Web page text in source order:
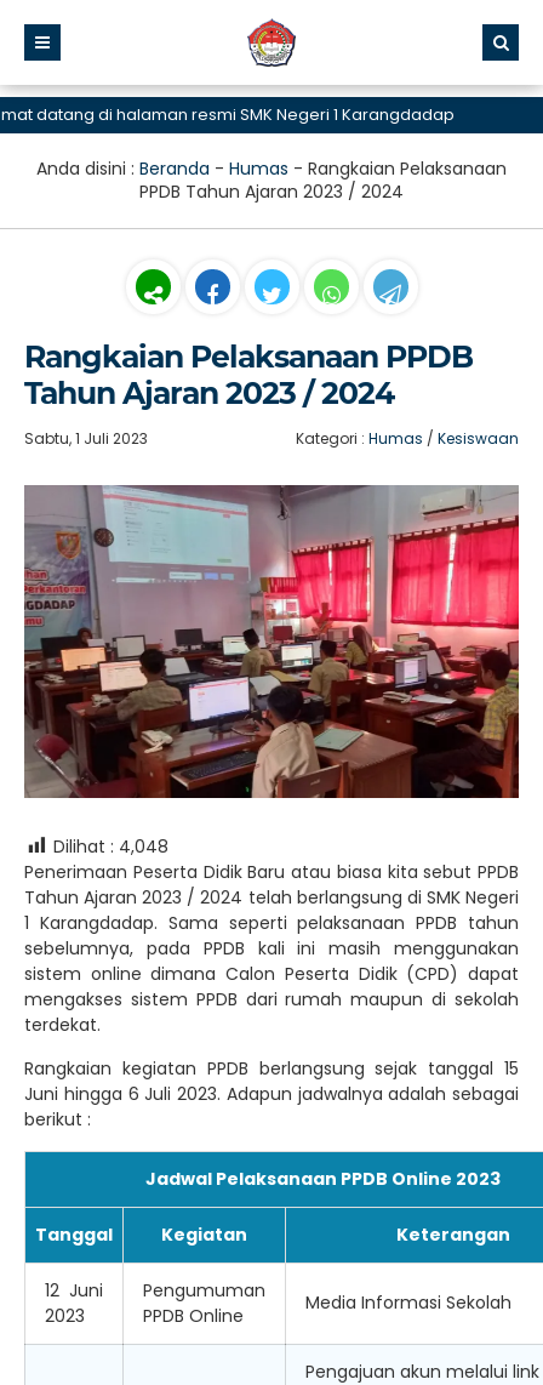
di halaman resmi SMK Negeri 1 Karangdadap
Anda disini : Beranda - Humas - Rangkaian Pelaksanaan
PPDB Tahun Ajaran 2023 / 2024
Rangkaian Pelaksanaan PPDB
Tahun Ajaran 2023 / 2024
Sabtu, 1 Juli 2023 Kategori : Humas / Kesiswaan
Dilihat : 4,048
Penerimaan Peserta Didik Baru atau biasa kita sebut PPDB
Tahun Ajaran 2023 / 2024 telah berlangsung di SMK Negeri
1 Karangdadap. Sama seperti pelaksanaan PPDB tahun
sebelumnya, pada PPDB kali ini masih menggunakan
sistem online dimana Calon Peserta Didik (CPD) dapat
mengakses sistem PPDB dari rumah maupun di sekolah
terdekat.
Rangkaian kegiatan PPDB berlangsung sejak tanggal 15
Juni hingga 6 Juli 2023. Adapun jadwalnya adalah sebagai
berikut :
Jadwal Pelaksanaan PPDB Online 2023
Tanggal Kegiatan Keterangan
12 Juni
2023
Pengumuman
PPDB Online
Media Informasi Sekolah
Pengajuan akun melalui link